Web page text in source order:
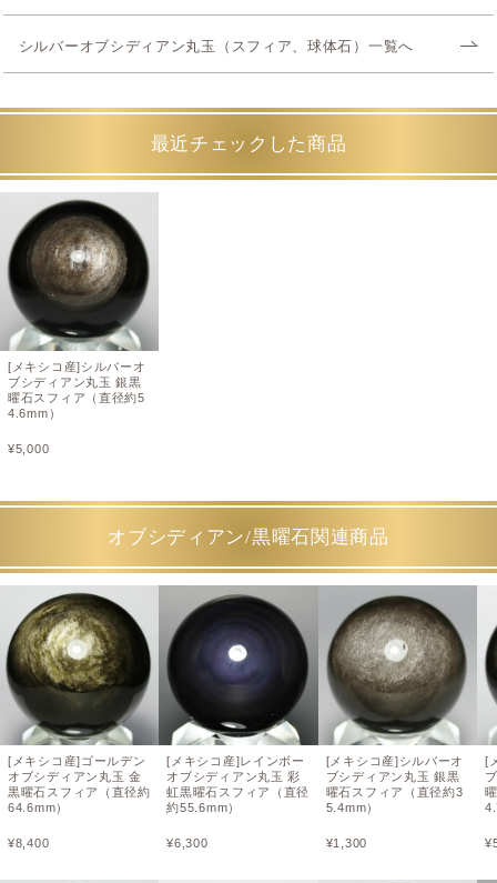
シルバーオブシディアン丸玉（スフィア、球体石）一覧へ
最近チェックした商品
[メキシコ産]シルバーオ
ブシディアン丸玉 銀黒
曜石スフィア（直径約5
4.6mm）
¥5,000
オブシディアン/黒曜石関連商品
[メキシコ産]ゴールデン
オブシディアン丸玉 金
黒曜石スフィア（直径約
64.6mm）
¥8,400
[メキシコ産]レインボー
オブシディアン丸玉 彩
虹黒曜石スフィア（直径
約55.6mm）
¥6,300
[メキシコ産]シルバーオ
ブシディアン丸玉 銀黒
曜石スフィア（直径約3
5.4mm）
¥1,300
[
¥